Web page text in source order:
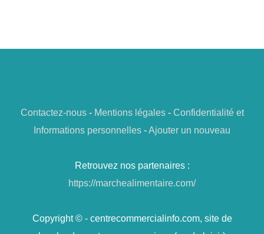
Contactez-nous- Mentions légales- Confidentialité et
Informations personnelles -Ajouter un nouveau
Retrouvez nos partenaires :
https://marchealimentaire.com/
Copyright © - centrecommercialinfo.com, site de